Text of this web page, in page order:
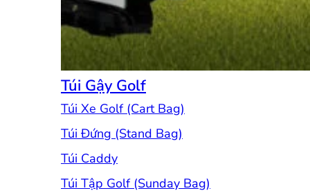
Túi Gậy Golf
Túi Xe Golf (Cart Bag)
Túi Đứng (Stand Bag)
Túi Caddy
Túi Tập Golf (Sunday Bag)